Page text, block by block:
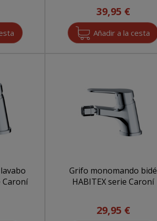
39,95 €
Caroní
Grifo monomando bidé
HABITEX serie Caroní
29,95 €